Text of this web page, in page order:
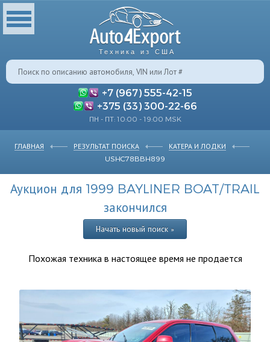
Техника из США
+7 (967) 555-42-15
+375 (33) 300-22-66
ПН - ПТ: 10:00 - 19:00 MSK
ГЛАВНАЯ РЕЗУЛЬТАТ ПОИСКА
КАТЕРА И ЛОДКИ
USHC78BBH899
Аукцион для 1999 BAYLINER BOAT/TRAIL
закончился
Начать новый поиск »
Похожая техника в настоящее время не продается